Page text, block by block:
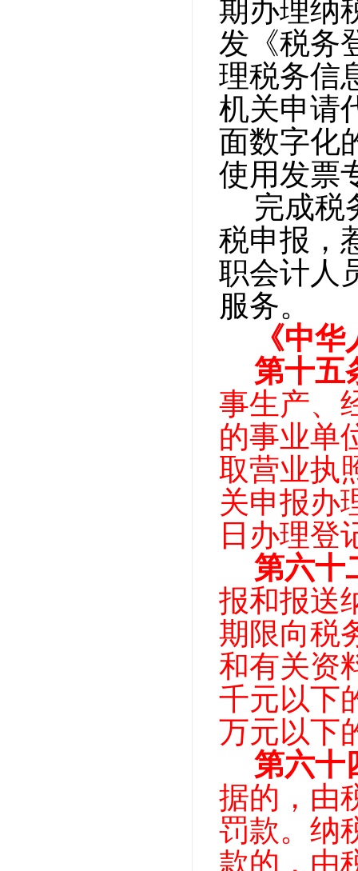
期办理纳
发《税务
理税务信
机关申请
面数字化
使用发票
完成税
税申报，
职会计人
服务。
《中
第十五
事生产、
的事业单
取营业执
关申报办
日办理登
第六十
报和报送
期限向税
和有关资
千元以下
万元以下
第六十
据的，由
罚款。纳
款的，由